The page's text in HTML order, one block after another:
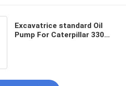
Excavatrice standard Oil
Pump For Caterpillar 3306